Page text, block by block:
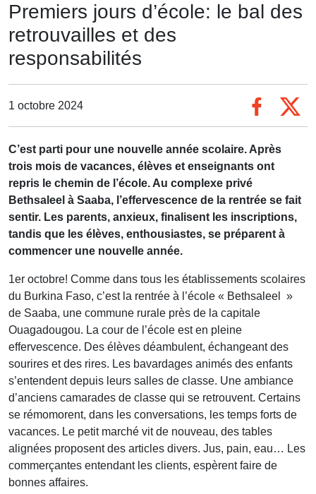
Premiers jours d’école: le bal des
retrouvailles et des
responsabilités
1 octobre 2024
C’est parti pour une nouvelle année scolaire. Après
trois mois de vacances, élèves et enseignants ont
repris le chemin de l’école. Au complexe privé
Bethsaleel à Saaba, l’effervescence de la rentrée se fait
sentir. Les parents, anxieux, finalisent les inscriptions,
tandis que les élèves, enthousiastes, se préparent à
commencer une nouvelle année.
1er octobre! Comme dans tous les établissements scolaires
du Burkina Faso, c’est la rentrée à l’école « Bethsaleel »
de Saaba, une commune rurale près de la capitale
Ouagadougou. La cour de l’école est en pleine
effervescence. Des élèves déambulent, échangeant des
sourires et des rires. Les bavardages animés des enfants
s’entendent depuis leurs salles de classe. Une ambiance
d’anciens camarades de classe qui se retrouvent. Certains
se rémomorent, dans les conversations, les temps forts de
vacances. Le petit marché vit de nouveau, des tables
alignées proposent des articles divers. Jus, pain, eau… Les
commerçantes entendant les clients, espèrent faire de
bonnes affaires.